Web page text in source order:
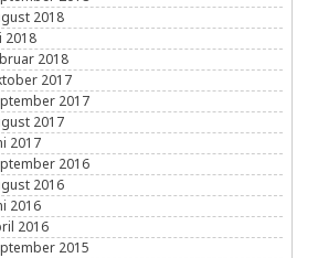
2018
2018
2018
2017
2017
2017
2017
2016
2016
2016
2016
2015